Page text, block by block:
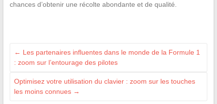
chances d’obtenir une récolte abondante et de qualité.
← Les partenaires influentes dans le monde de la Formule 1
: zoom sur l’entourage des pilotes
Optimisez votre utilisation du clavier : zoom sur les touches
les moins connues →